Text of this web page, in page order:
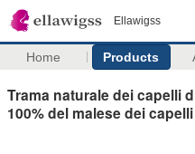
Ellawigss
Home Products
Trama naturale dei capelli
100% del malese dei